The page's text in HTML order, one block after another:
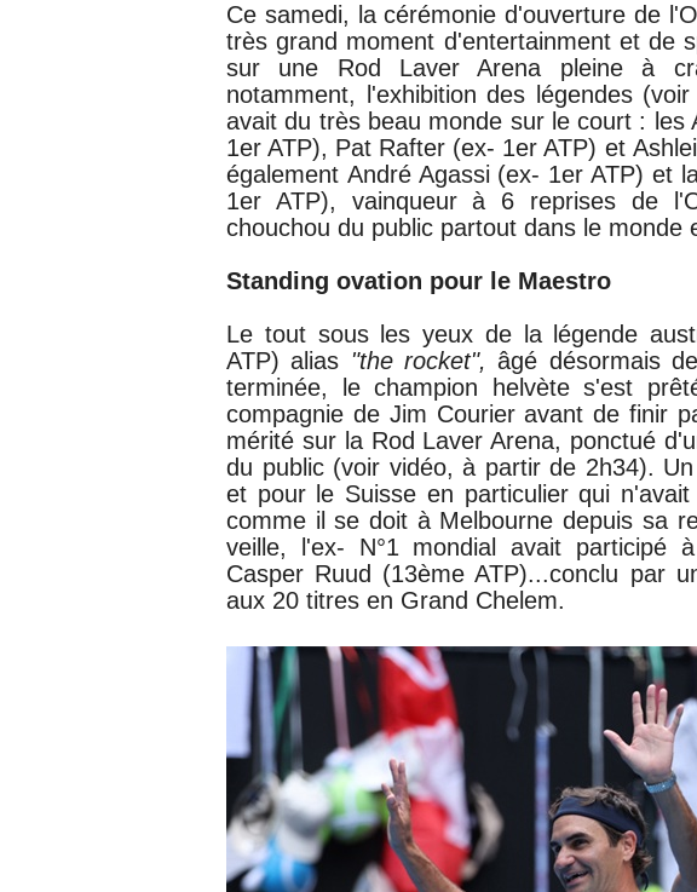
Ce samedi, la cérémonie d'ouverture de
très grand moment d'entertainment et de
sur une Rod Laver Arena pleine à
notamment, l'exhibition des légendes
avait du très beau monde sur le court : les
1er ATP), Pat Rafter (ex- 1er ATP) et
également André Agassi (ex- 1er ATP) et
1er ATP), vainqueur à 6 reprises de
chouchou du public partout dans le monde
Standing ovation pour le Maestro
Le tout sous les yeux de la légende
ATP) alias "the rocket",âgé désormais
terminée, le champion helvète s'est
compagnie de Jim Courier avant de finir
mérité sur la Rod Laver Arena, ponctué
du public (voir vidéo, à partir de 2h34).
et pour le Suisse en particulier qui
comme il se doit à Melbourne depuis sa
veille, l'ex- N°1 mondial avait participé
Casper Ruud (13ème ATP)...conclu par
aux 20 titres en Grand Chelem.